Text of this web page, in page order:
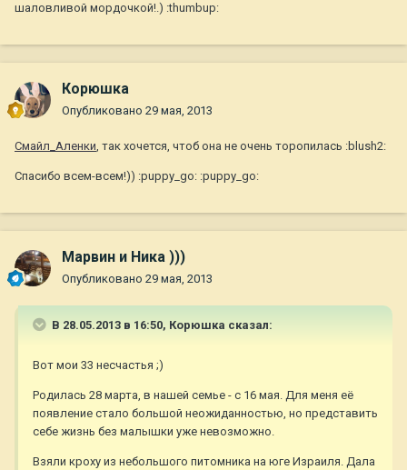
шаловливой мордочкой!.) :thumbup:
Корюшка
Опубликовано 29 мая, 2013
Смайл_Аленки, так хочется, чтоб она не очень торопилась :blush2:
Спасибо всем-всем!)) :puppy_go: :puppy_go:
Марвин и Ника )))
Опубликовано 29 мая, 2013
В 28.05.2013 в 16:50, Корюшка сказал:
Вот мои 33 несчастья ;)
Родилась 28 марта, в нашей семье - с 16 мая. Для меня её
появление стало большой неожиданностью, но представить
себе жизнь без малышки уже невозможно.
Взяли кроху из небольшого питомника на юге Израиля. Дала